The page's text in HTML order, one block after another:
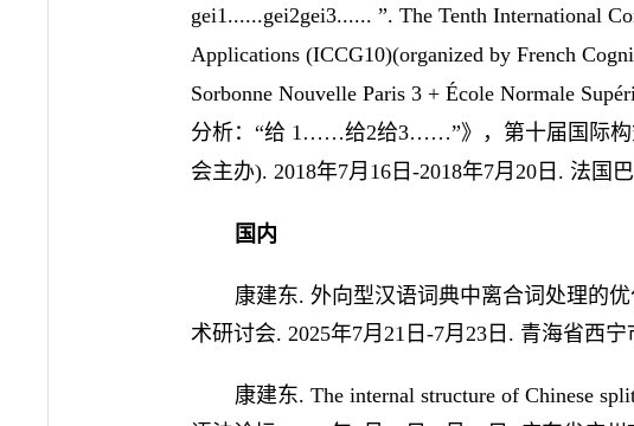
gei1......gei2gei3...... ”. The Tenth International
Applications (ICCG10)(organized by French
Sorbonne Nouvelle Paris 3 + École Normale
分析：“给 1……给2给3……”》，第十届国际构
会主办). 2018年7月16日-2018年7月20日. 法
国内
康建东. 外向型汉语词典中离合词处理的
术研讨会. 2025年7月21日-7月23日. 青海省西
康建东.The internal structure of Chinese